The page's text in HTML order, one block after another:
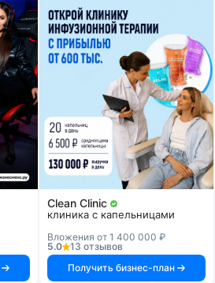
Clean Clinic
клиника с капельницами
Вложения от 1 400 000 ₽
5.0
13 отзывов
Получить бизнес-план